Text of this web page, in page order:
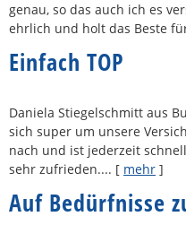
genau, so das auch ich es
ehrlich und holt das Beste
Einfach TOP
Daniela Stiegelschmitt aus
sich super um unsere
nach und ist jederzeit
sehr zufrieden.... [ mehr ]
Auf Bedürfnisse